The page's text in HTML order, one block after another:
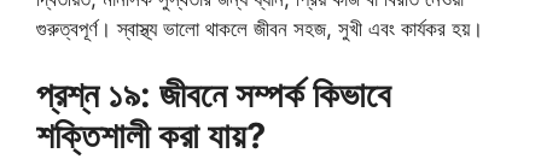
গুরুত্বপূর্ণ। স্বাস্থ্য ভালো থাকলে জীবন সহজ, সুখী এবং কার্যকর হয়।
প্রশ্ন ১৯: জীবনে সম্পর্ক কিভাবে
শক্তিশালী করা যায়?